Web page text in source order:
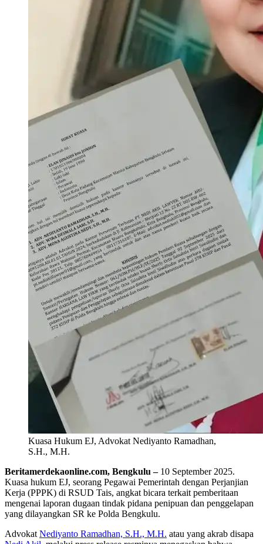
Kuasa Hukum EJ, Advokat Nediyanto Ramadhan,
S.H., M.H.
Beritamerdekaonline.com, Bengkulu –10 September 2025.
Kuasa hukum EJ, seorang Pegawai Pemerintah dengan Perjanjian
Kerja (PPPK) di RSUD Tais, angkat bicara terkait pemberitaan
mengenai laporan dugaan tindak pidana penipuan dan penggelapan
yang dilayangkan SR ke Polda Bengkulu.
Advokat Nediyanto Ramadhan, S.H., M.H. atau yang akrab disapa